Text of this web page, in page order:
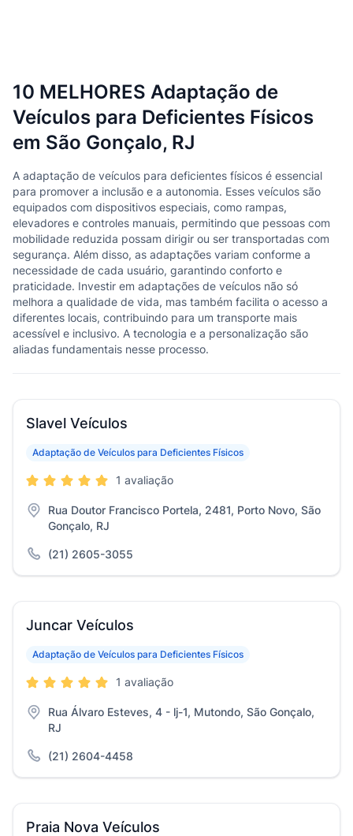
10 MELHORES Adaptação de
Veículos para Deficientes Físicos
em São Gonçalo, RJ
A adaptação de veículos para deficientes físicos é essencial
para promover a inclusão e a autonomia. Esses veículos são
equipados com dispositivos especiais, como rampas,
elevadores e controles manuais, permitindo que pessoas com
mobilidade reduzida possam dirigir ou ser transportadas com
segurança. Além disso, as adaptações variam conforme a
necessidade de cada usuário, garantindo conforto e
praticidade. Investir em adaptações de veículos não só
melhora a qualidade de vida, mas também facilita o acesso a
diferentes locais, contribuindo para um transporte mais
acessível e inclusivo. A tecnologia e a personalização são
aliadas fundamentais nesse processo.
Slavel Veículos
Adaptação de Veículos para Deficientes Físicos
1 avaliação
Rua Doutor Francisco Portela, 2481, Porto Novo, São
Gonçalo, RJ
(21) 2605-3055
Juncar Veículos
Adaptação de Veículos para Deficientes Físicos
1 avaliação
Rua Álvaro Esteves, 4 - lj-1, Mutondo, São Gonçalo,
RJ
(21) 2604-4458
Praia Nova Veículos